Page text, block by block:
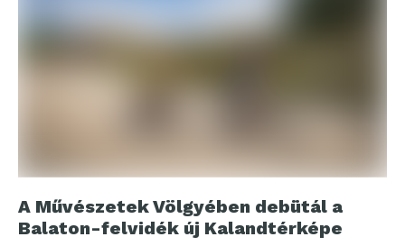
A Művészetek Völgyében debütál a
Balaton-felvidék új Kalandtérképe